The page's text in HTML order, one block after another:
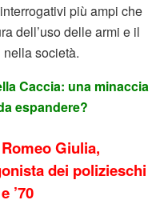
più ampi che
dell’uso delle armi e il
società.
Caccia: una minaccia
espandere?
Giulia,
dei polizieschi
’70